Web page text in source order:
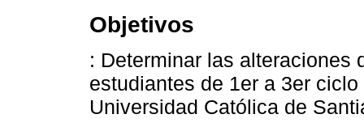
Objetivos
: Determinar las alteraciones
estudiantes de 1er a 3er
Universidad Católica de